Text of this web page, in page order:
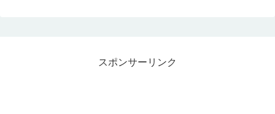
スポンサーリンク